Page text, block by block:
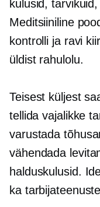
kulusid,
Meditsiiniline
kontrolli ja ravi
üldist rahulolu.
Teisest küljest
tellida vajalikke
varustada
vähendada
halduskulusid.
ka